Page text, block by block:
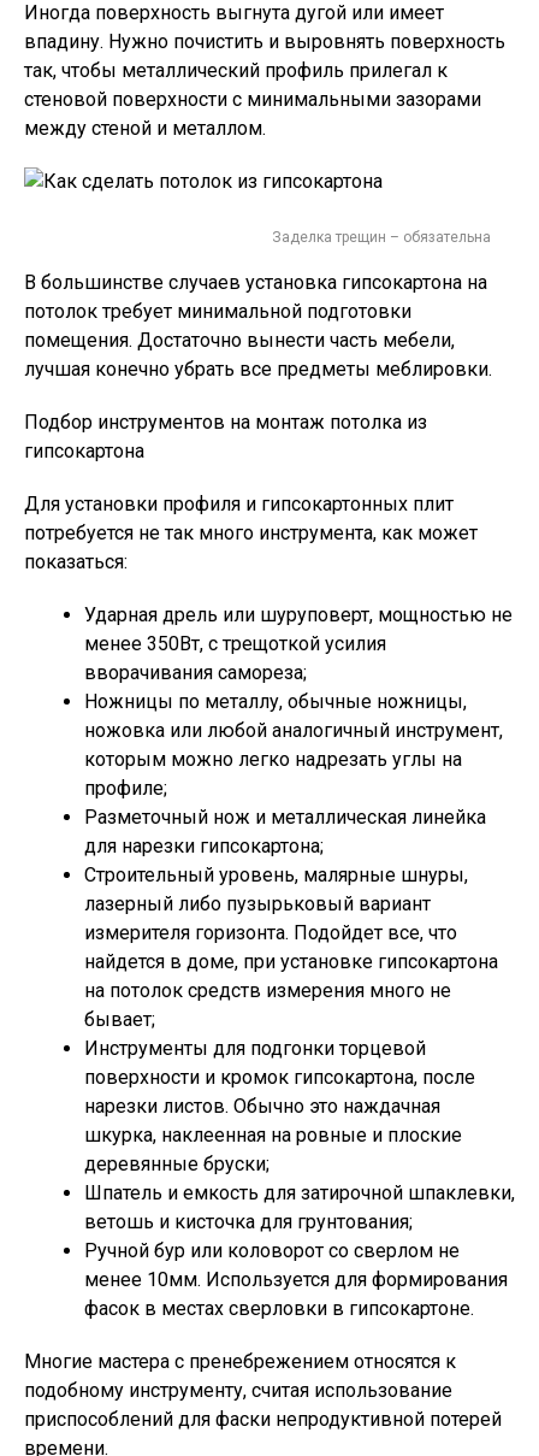
Иногда поверхность выгнута дугой или имеет
впадину. Нужно почистить и выровнять поверхность
так, чтобы металлический профиль прилегал к
стеновой поверхности с минимальными зазорами
между стеной и металлом.
Заделка трещин – обязательна
В большинстве случаев установка гипсокартона на
потолок требует минимальной подготовки
помещения. Достаточно вынести часть мебели,
лучшая конечно убрать все предметы меблировки.
Подбор инструментов на монтаж потолка из
гипсокартона
Для установки профиля и гипсокартонных плит
потребуется не так много инструмента, как может
показаться:
Ударная дрель или шуруповерт, мощностью не
менее 350Вт, с трещоткой усилия
вворачивания самореза;
Ножницы по металлу, обычные ножницы,
ножовка или любой аналогичный инструмент,
которым можно легко надрезать углы на
профиле;
Разметочный нож и металлическая линейка
для нарезки гипсокартона;
Строительный уровень, малярные шнуры,
лазерный либо пузырьковый вариант
измерителя горизонта. Подойдет все, что
найдется в доме, при установке гипсокартона
на потолок средств измерения много не
бывает;
Инструменты для подгонки торцевой
поверхности и кромок гипсокартона, после
нарезки листов. Обычно это наждачная
шкурка, наклеенная на ровные и плоские
деревянные бруски;
Шпатель и емкость для затирочной шпаклевки,
ветошь и кисточка для грунтования;
Ручной бур или коловорот со сверлом не
менее 10мм. Используется для формирования
фасок в местах сверловки в гипсокартоне.
Многие мастера с пренебрежением относятся к
подобному инструменту, считая использование
приспособлений для фаски непродуктивной потерей
времени.